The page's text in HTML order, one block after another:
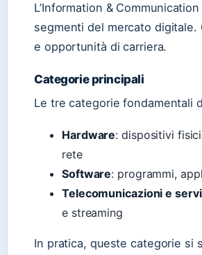
L’Information &
segmenti del mercato
e opportunità di carriera.
Categorie principali
Le tre categorie fondamentali
Hardware: dispositivi
rete
Software: programmi,
Telecomunicazioni e
e streaming
In pratica, queste categorie si